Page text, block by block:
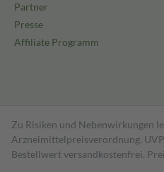
Partner
Presse
Affiliate Programm
Zu Risiken und Nebenwirkungen
Arzneimittelpreisverordnung.
Bestell­wert versand­kosten­frei.